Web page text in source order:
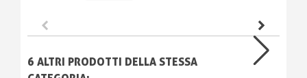
ANTIPOLVERE
6 ALTRI PRODOTTI DELLA STESSA